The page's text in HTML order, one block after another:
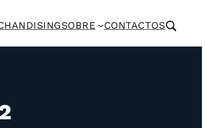
SOBRE CONTACTOS